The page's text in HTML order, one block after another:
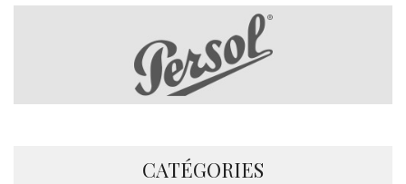
CATÉGORIES